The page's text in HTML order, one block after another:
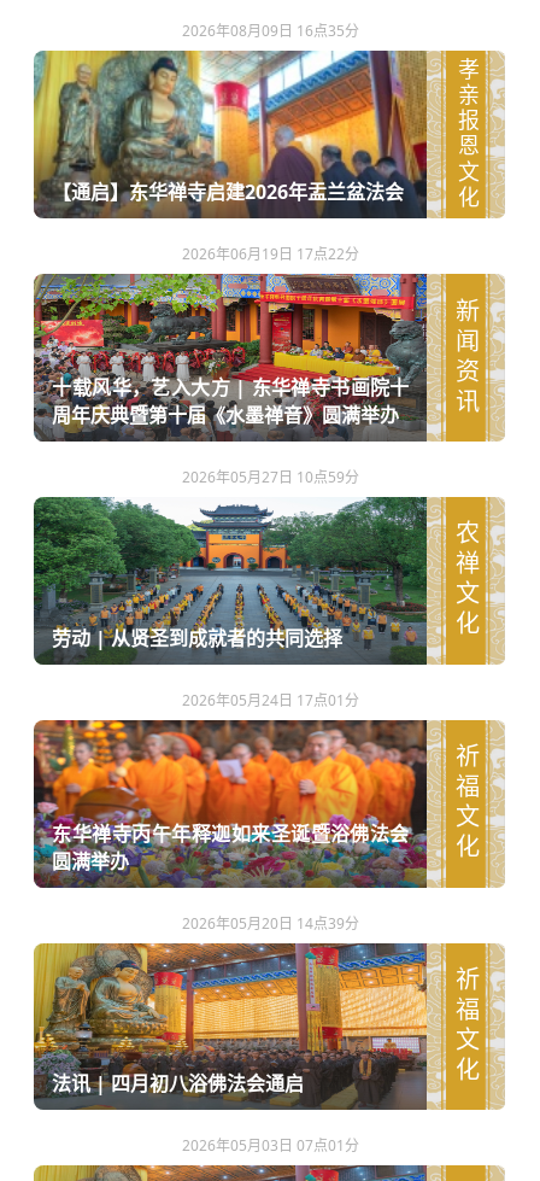
2026年08月09日 16点35分
【通启】东华禅寺启建2026年盂兰盆法会 孝亲报恩文化
2026年06月19日 17点22分
十载风华，艺入大方 | 东华禅寺书画院十
周年庆典暨第十届《水墨禅音》圆满举办
新闻资讯
2026年05月27日 10点59分
劳动 | 从贤圣到成就者的共同选择 农禅文化
2026年05月24日 17点01分
东华禅寺丙午年释迦如来圣诞暨浴佛法会
圆满举办
祈福文化
2026年05月20日 14点39分
法讯 | 四月初八浴佛法会通启 祈福文化
2026年05月03日 07点01分